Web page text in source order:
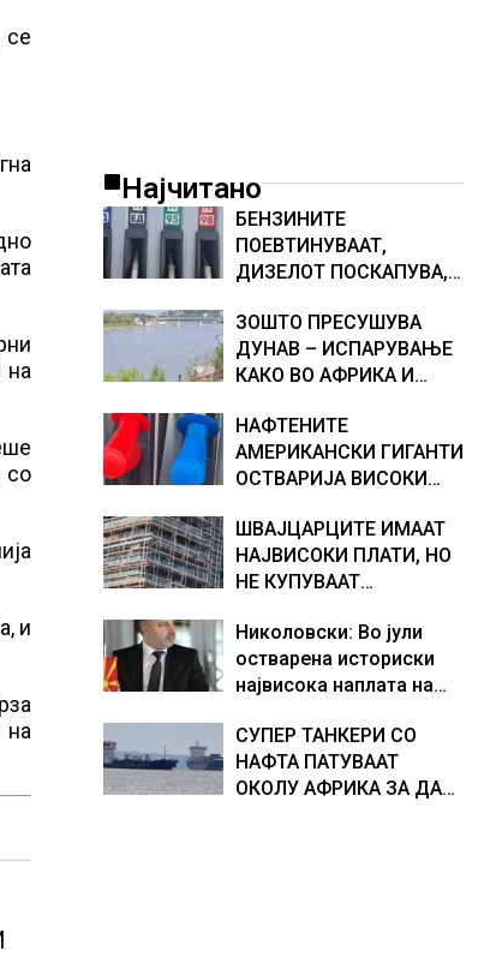
се
на
со
и
на
Најчитано
БЕНЗИНИТЕ
ПОЕВТИНУВААТ,
ДИЗЕЛОТ ПОСКАПУВА,
ГОРИВАТА
ЗОШТО ПРЕСУШУВА
ДУНАВ – ИСПАРУВАЊЕ
КАКО ВО АФРИКА И
ВОДА, објаснување на
хидрогеолог од Србија
НАФТЕНИТЕ
АМЕРИКАНСКИ ГИГАНТИ
ОСТВАРИЈА ВИСОКИ
ОД НИВ ДА ГИ НАМАЛАТ
ЦЕНИТЕ НА ГОРИВАТА
ШВАЈЦАРЦИТЕ ИМААТ
НАЈВИСОКИ ПЛАТИ, НО
НЕ КУПУВААТ
ЗОШТО?
Николовски: Во јули
остварена историски
највисока наплата на
милијарди денари –
изградивме систем што
испорачува резултати
СУПЕР ТАНКЕРИ СО
НАФТА ПАТУВААТ
ОКОЛУ АФРИКА ЗА ДА